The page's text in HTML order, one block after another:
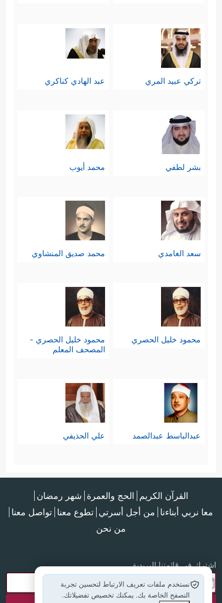
تركي عبيد المري عبد الهادي كناكري
بشر لطفي محمد أيوب
سعد الغامدي محمد صديق المنشاوي
محمود خليل الحصري
محمود خليل الحصري -
المصحف المعلم
عبدالباسط عبدالصمد علي الحذيفي
القرآن الكريم الحج والعمرة شهر رمضان
معا نربي أبناءنا من أجل أسرتي تطوع معنا تواصل معنا
من نحن
اشترك في قائمتنا البريدية
نستخدم ملفات تعريف الارتباط لتحسين تجربة
التصفح الخاصة بك. يمكنك تخصيص تفضيلاتك.